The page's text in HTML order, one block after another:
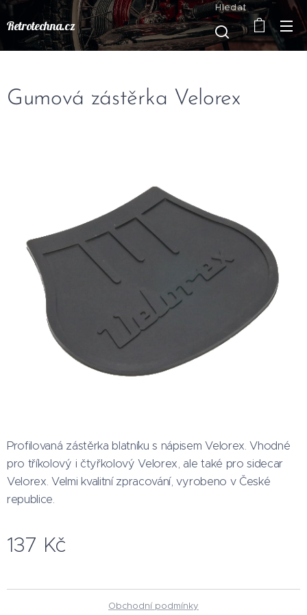
Retrotechna.cz
Hledat
Gumová zástěrka Velorex
Profilovaná zástěrka blatníku s nápisem Velorex. Vhodné
pro tříkolový i čtyřkolový Velorex, ale také pro sidecar
Velorex. Velmi kvalitní zpracování, vyrobeno v České
republice.
137 Kč
Obchodní podmínky